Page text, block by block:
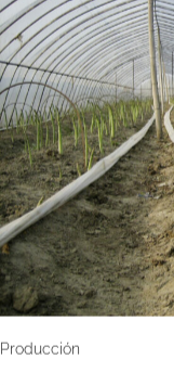
Producción